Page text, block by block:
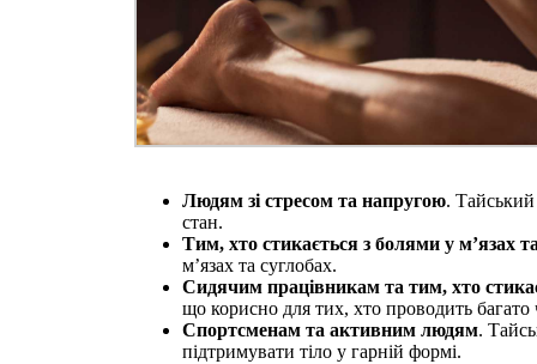
Людям зі стресом та напругою.
стан.
Тим, хто стикається з болями у м’язах
м’язах та суглобах.
Сидячим працівникам та тим, хто
що корисно для тих, хто проводить
Спортсменам та активним людям.
підтримувати тіло у гарній формі.